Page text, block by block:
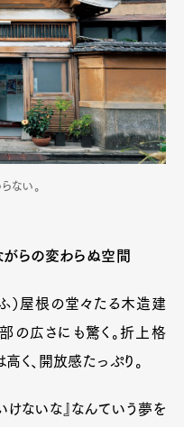
ない。
がらの変わらぬ空間
）屋根の堂々たる木造建
の広さにも驚く。折上格
く、開放感たっぷり。
けないな』なんていう夢を